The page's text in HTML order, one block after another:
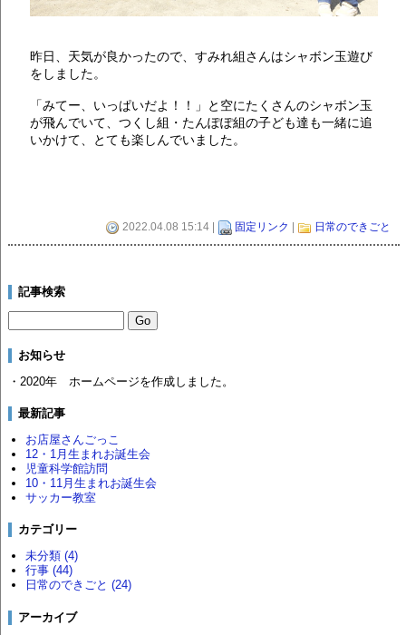
昨日、天気が良かったので、すみれ組さんはシャボン玉遊び
をしました。
「みてー、いっぱいだよ！！」と空にたくさんのシャボン玉
が飛んでいて、つくし組・たんぽぽ組の子ども達も一緒に追
いかけて、とても楽しんでいました。
2022.04.08 15:14 | 固定リンク 日常のできごと
記事検索
お知らせ
・2020年 ホームページを作成しました。
最新記事
お店屋さんごっこ
12・1月生まれお誕生会
児童科学館訪問
10・11月生まれお誕生会
サッカー教室
カテゴリー
未分類 (4)
行事 (44)
日常のできごと (24)
アーカイブ